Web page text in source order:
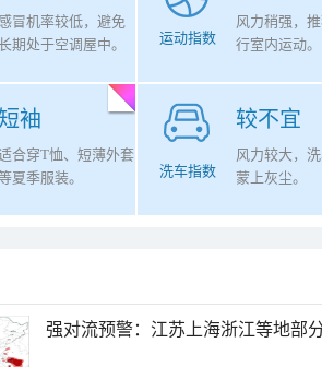
冒机率较低，避免
期处于空调屋中。
运动指数
风力稍强，
行室内运动。
袖
合穿T恤、短薄外套
夏季服装。
较不宜
洗车指数
风力较大，
蒙上灰尘。
强对流预警：江苏上海浙江等地部